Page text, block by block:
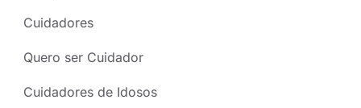
Cuidadores
Quero ser Cuidador
Cuidadores de Idosos